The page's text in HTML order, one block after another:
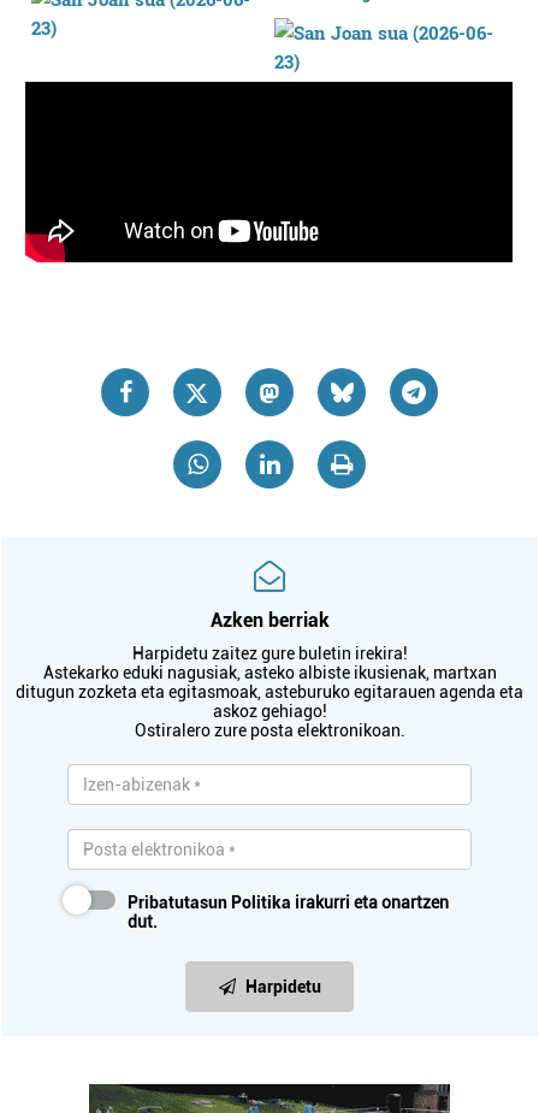
Azken berriak
Harpidetu zaitez gure buletin irekira!
Astekarko eduki nagusiak, asteko albiste ikusienak, martxan
ditugun zozketa eta egitasmoak, asteburuko egitarauen agenda eta
askoz gehiago!
Ostiralero zure posta elektronikoan.
Pribatutasun Politika irakurri eta onartzen
dut.
Harpidetu